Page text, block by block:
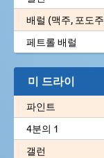
배럴 (맥주, 포도
페트롤 배럴
미 드라이
파인트
4분의 1
갤런